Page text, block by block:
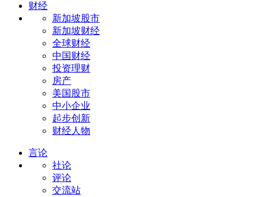
财经
新加坡股市
新加坡财经
全球财经
中国财经
投资理财
房产
美国股市
中小企业
起步创新
财经人物
言论
社论
评论
交流站